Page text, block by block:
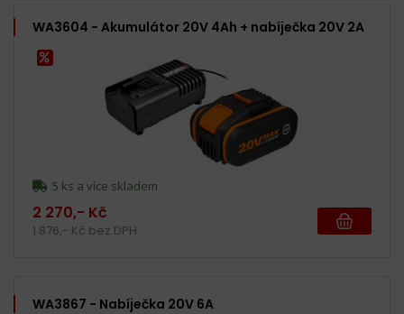
WA3604 - Akumulátor 20V 4Ah + nabíječka 20V 2A
5 ks a více skladem
2 270,- Kč
1 876,- Kč bez DPH
WA3867 - Nabíječka 20V 6A